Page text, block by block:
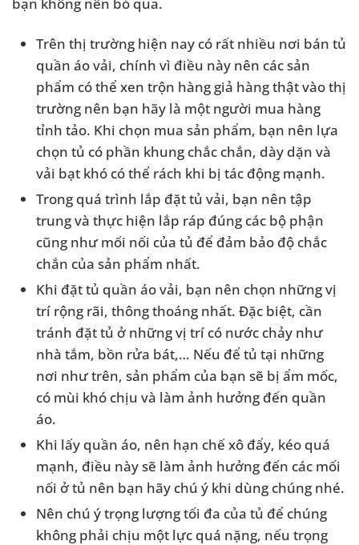
Trên thị trường hiện nay có rất nhiều nơi bán tủ
quần áo vải, chính vì điều này nên các sản
phẩm có thể xen trộn hàng giả hàng thật vào thị
trường nên bạn hãy là một người mua hàng
tỉnh tảo. Khi chọn mua sản phẩm, bạn nên lựa
chọn tủ có phần khung chắc chắn, dày dặn và
vải bạt khó có thể rách khi bị tác động mạnh.
Trong quá trình lắp đặt tủ vải, bạn nên tập
trung và thực hiện lắp ráp đúng các bộ phận
cũng như mối nối của tủ để đảm bảo độ chắc
chắn của sản phẩm nhất.
Khi đặt tủ quần áo vải, bạn nên chọn những vị
trí rộng rãi, thông thoáng nhất. Đặc biệt, cần
tránh đặt tủ ở những vị trí có nước chảy như
nhà tắm, bồn rửa bát,… Nếu để tủ tại những
nơi như trên, sản phẩm của bạn sẽ bị ẩm mốc,
có mùi khó chịu và làm ảnh hưởng đến quần
áo.
Khi lấy quần áo, nên hạn chế xô đẩy, kéo quá
mạnh, điều này sẽ làm ảnh hưởng đến các mối
nối ở tủ nên bạn hãy chú ý khi dùng chúng nhé.
Nên chú ý trọng lượng tối đa của tủ để chúng
không phải chịu một lực quá nặng, nếu trọng